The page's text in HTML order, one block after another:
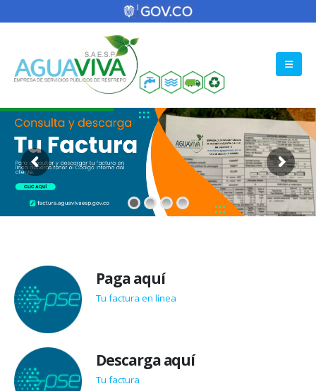
Paga aquí
Tu factura en línea
Descarga aquí
Tu factura